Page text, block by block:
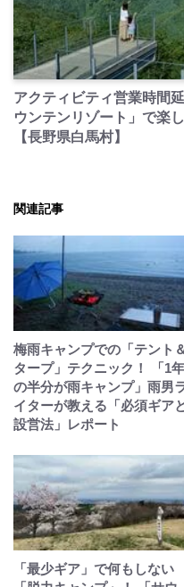
アクティビティ営業時間
ウンテンリゾート」で楽
【長野県白馬村】
関連記事
梅雨キャンプでの「テント
タープ」テクニック！ 「1年
の半分が雨キャンプ」雨男
イターが教える「必須ギア
設営法」レポート
「最少ギア」で何もしない